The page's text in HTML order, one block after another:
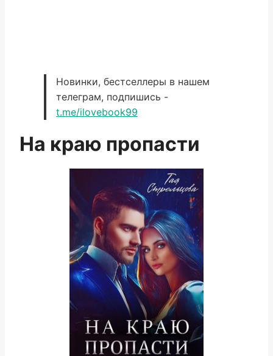
Новинки, бестселлеры в нашем
телеграм, подпишись -
t.me/ilovebook99
На краю пропасти